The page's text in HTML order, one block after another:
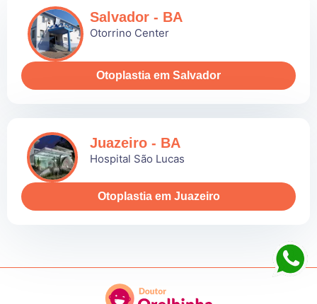
Salvador - BA
Otorrino Center
Otoplastia em Salvador
Juazeiro - BA
Hospital São Lucas
Otoplastia em Juazeiro